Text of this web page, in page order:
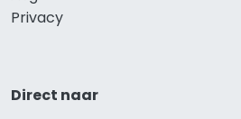
Privacy
Direct naar